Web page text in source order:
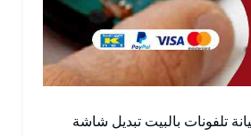
تلفونات بالبيت تبديل شاشة